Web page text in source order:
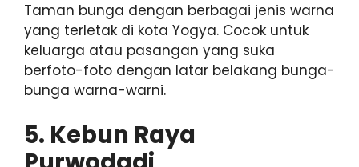
Taman bunga dengan berbagai jenis warna
yang terletak di kota Yogya. Cocok untuk
keluarga atau pasangan yang suka
berfoto-foto dengan latar belakang bunga-
bunga warna-warni.
5. Kebun Raya